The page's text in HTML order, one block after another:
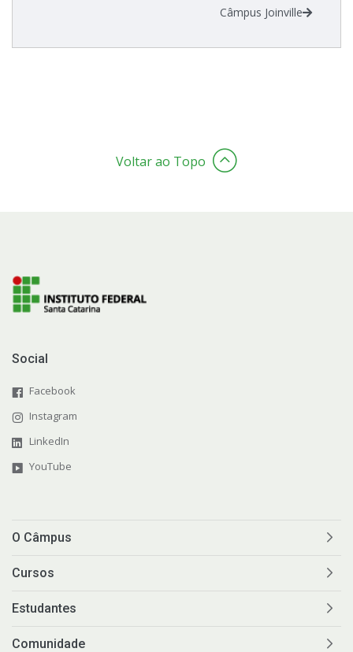
Estatísticas dos Processos SeletivosCâmpus Joinville
Voltar ao Topo
Social
Facebook
Instagram
LinkedIn
YouTube
O Câmpus
Cursos
Estudantes
Comunidade